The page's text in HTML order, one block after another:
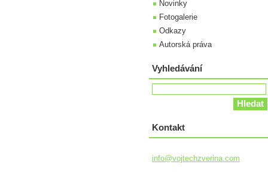
Novinky
Fotogalerie
Odkazy
Autorská práva
Vyhledávání
Kontakt
info@vojtechzverina.com